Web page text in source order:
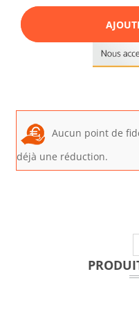
Aucun point de
déjà une réduction.